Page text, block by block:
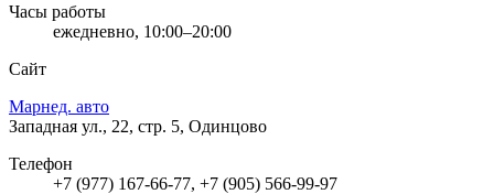
Часы работы
ежедневно, 10:00–20:00
Сайт
Марнед. авто
Западная ул., 22, стр. 5, Одинцово
Телефон
+7 (977) 167-66-77, +7 (905) 566-99-97